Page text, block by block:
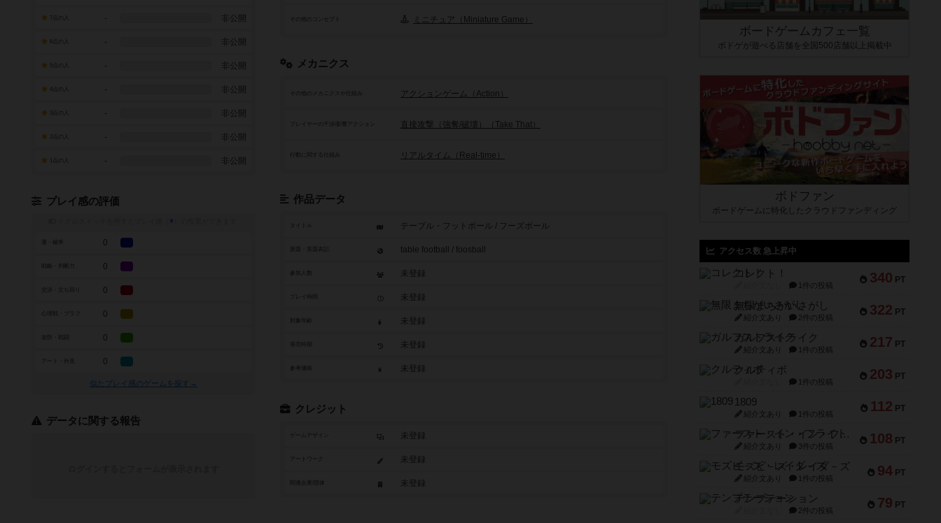
その他のコンセプト ミニチュア（Miniature Game）
メカニクス
その他のメカニクスや仕組み アクションゲーム（Action）
プレイヤーの干渉/影響アクション 直接攻撃（強奪/破壊）（Take That）
行動に関する仕組み リアルタイム（Real-time）
作品データ
タイトル テーブル・フットボール / フーズボール
table football / foosball
参加人数 未登録
未登録
未登録
未登録
参考価格 未登録
クレジット
ゲームデザイン 未登録
アートワーク 未登録
未登録
7点の人 - 非公開
- 非公開
- 非公開
- 非公開
- 非公開
- 非公開
- 非公開
プレイ感の評価
※
0
戦略・判断力 0
0
0
0
アート・外見 0
似たプレイ感のゲームを探す→
データに関する報告
ボードゲームカフェ一覧
ボドゲが遊べる店舗を全国500店舗以上掲載中
ボドファン
ボードゲームに特化したクラウドファンディング
アクセス数 急上昇中
340 PT
コレクト！
1件の投稿
322 PT
無限まちがいさがし
紹介文あり 2件の投稿
217 PT
ガルフストライク
紹介文あり 1件の投稿
203 PT
クルティボ
1件の投稿
112 PT
1809
紹介文あり 1件の投稿
108 PT
ファースト・イン・フライト
紹介文あり 3件の投稿
94 PT
モズビ－ズ・レイダ－ズ
紹介文あり 1件の投稿
79 PT
テンプテーション
2件の投稿